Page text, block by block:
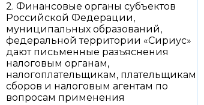
2. Финансовые органы субъектов
Российской Федерации,
муниципальных образований,
федеральной территории «Сириус»
дают письменные разъяснения
налоговым органам,
налогоплательщикам, плательщикам
сборов и налоговым агентам по
вопросам применения